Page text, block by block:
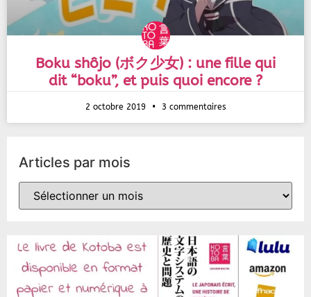
Boku shôjo (ボク少女) : une fille qui
dit “boku”, et puis quoi encore ?
2 octobre 2019 3 commentaires
Articles par mois